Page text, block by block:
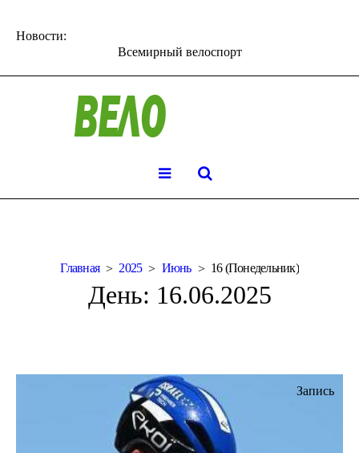
Новости:
Всемирный велоспорт
Главная 2025 Июнь 16 (Понедельник)
День: 16.06.2025
Запись